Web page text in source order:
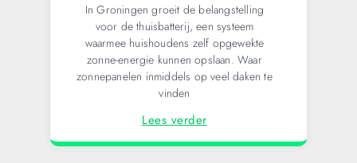
In Groningen groeit de belangstelling
voor de thuisbatterij, een systeem
waarmee huishoudens zelf opgewekte
zonne-energie kunnen opslaan. Waar
zonnepanelen inmiddels op veel daken te
vinden
Lees verder